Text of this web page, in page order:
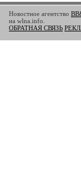
Новостное агентство
на wlna.info.
ОБРАТНАЯ СВЯЗЬ